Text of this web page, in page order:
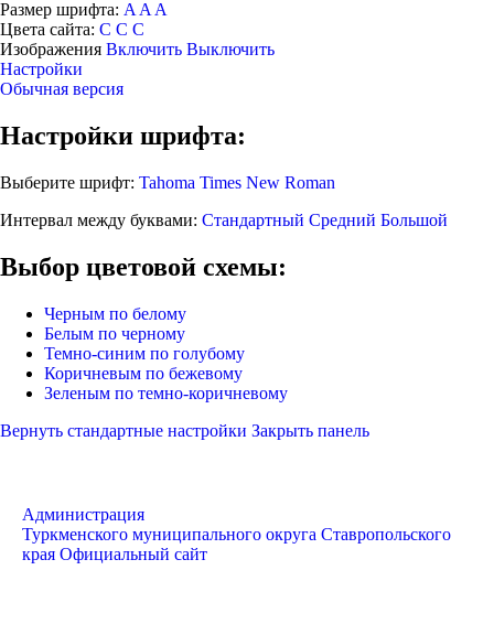
Размер шрифта: A A A
Цвета сайта: С С С
Изображения Включить Выключить
Настройки
Обычная версия
Настройки шрифта:
Выберите шрифт: Tahoma Times New Roman
Интервал между буквами: Стандартный Средний Большой
Выбор цветовой схемы:
Черным по белому
Белым по черному
Темно-синим по голубому
Коричневым по бежевому
Зеленым по темно-коричневому
Вернуть стандартные настройки Закрыть панель
Администрация
Туркменского муниципального округа Ставропольского
края Официальный сайт